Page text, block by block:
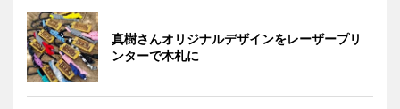
真樹さんオリジナルデザインをレーザープリ
ンターで木札に